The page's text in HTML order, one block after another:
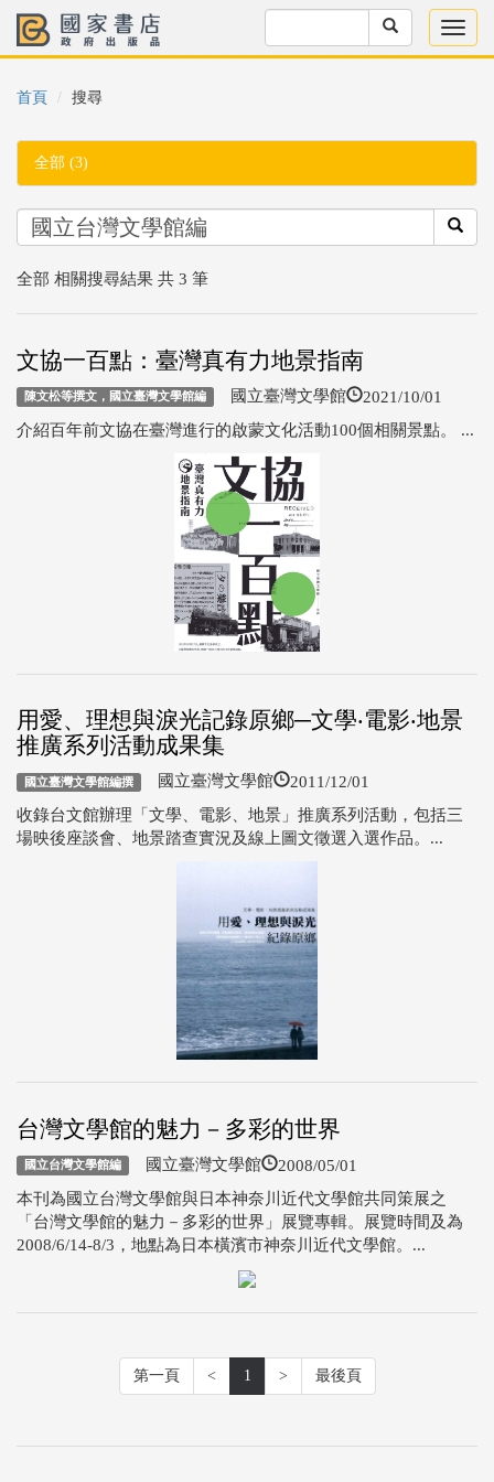
首頁 搜尋
全部 (3)
全部 相關搜尋結果 共 3 筆
文協一百點：臺灣真有力地景指南
陳文松等撰文，國立臺灣文學館編 國立臺灣文學館 2021/10/01
介紹百年前文協在臺灣進行的啟蒙文化活動100個相關景點。 ...
用愛、理想與淚光記錄原鄉─文學‧電影‧地景
推廣系列活動成果集
國立臺灣文學館編撰 國立臺灣文學館 2011/12/01
收錄台文館辦理「文學、電影、地景」推廣系列活動，包括三
場映後座談會、地景踏查實況及線上圖文徵選入選作品。...
台灣文學館的魅力－多彩的世界
國立台灣文學館編 國立臺灣文學館 2008/05/01
本刊為國立台灣文學館與日本神奈川近代文學館共同策展之
「台灣文學館的魅力－多彩的世界」展覽專輯。展覽時間及為
2008/6/14-8/3，地點為日本橫濱市神奈川近代文學館。...
第一頁 < 1 > 最後頁